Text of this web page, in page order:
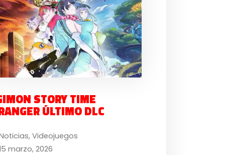
STORY TIME
ÚLTIMO DLC
,Videojuegos
marzo, 2026